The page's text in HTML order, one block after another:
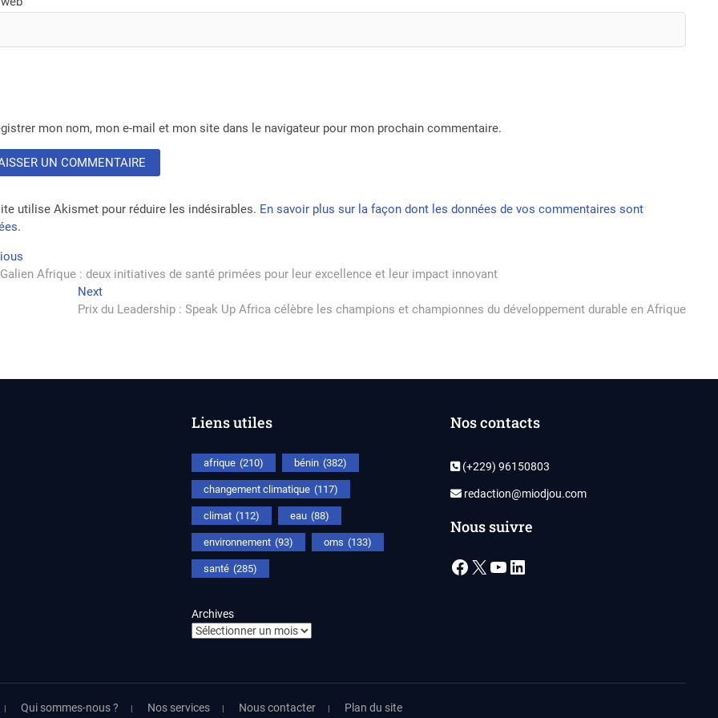
mon nom, mon e-mail et mon site dans le navigateur pour mon prochain commentaire.
utilise Akismet pour réduire les indésirables. En savoir plus sur la façon dont les données de vos commentaires sont
.
post:Afrique : deux initiatives de santé primées pour leur excellence et leur impact innovant
NextNext
post:
Prix du Leadership : Speak Up Africa célèbre les champions et championnes du développement durable en Afrique
Liens utiles
afrique (210) bénin (382)
changement climatique (117)
climat (112) eau (88)
environnement (93) oms (133)
santé (285)
Archives
Nos contacts
(+229) 96150803
redaction@miodjou.com
Nous suivre
Facebook
X YouTube
LinkedIn
Qui sommes-nous ? Nos services Nous contacter Plan du site